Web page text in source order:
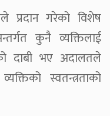
प्रदान गरेको विशेष
कुनै व्यक्तिलाई
दाबी भए अदालतले
स्वतन्त्रताको